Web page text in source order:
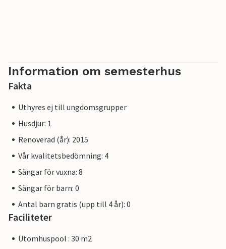
Information om semesterhus
Fakta
Uthyres ej till ungdomsgrupper
Husdjur: 1
Renoverad (år): 2015
Vår kvalitetsbedömning: 4
Sängar för vuxna: 8
Sängar för barn: 0
Antal barn gratis (upp till 4 år): 0
Faciliteter
Utomhuspool : 30 m2